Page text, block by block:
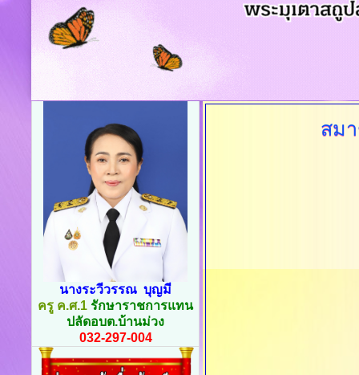
สม
นางระวีวรรณ บุญมี
ครู ค.ศ.1 รักษาราชการแทน
ปลัดอบต.บ้านม่วง
032-297-004